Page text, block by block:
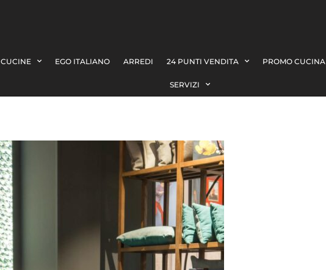
CUCINE EGO ITALIANO ARREDI 24 PUNTI VENDITA PROMO CUCINA
SERVIZI